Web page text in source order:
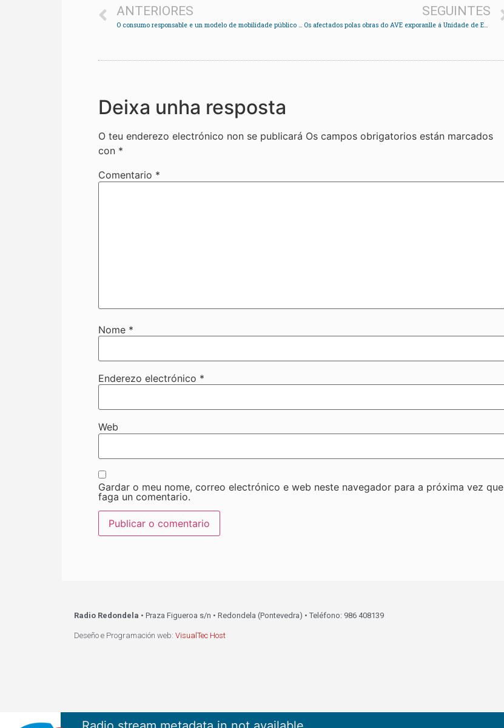
ANTERIORES
O consumo responsable e un modelo de mobilidade público centran os obradoiros da Foliada 2009
SEGUINTES
Os afectados polas obras do AVE exporanlle á Unidade de Estradas do Estado o perigo que sufren os veciños.
Deixa unha resposta
O teu enderezo electrónico non se publicará Os campos obrigatorios están marcados
con *
Comentario *
Nome *
Enderezo electrónico *
Web
Gardar o meu nome, correo electrónico e web neste navegador para a próxima vez que
faga un comentario.
Radio Redondela • Praza Figueroa s/n • Redondela (Pontevedra) • Teléfono: 986 408139
Deseño e Programación web: VisualTec Host